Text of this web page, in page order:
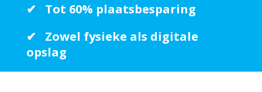
Tot 60% plaatsbesparing
Zowel fysieke als digitale
opslag